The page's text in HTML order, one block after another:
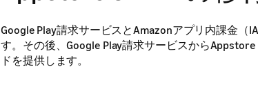
Google Play請求サービスとAmazonアプリ内課金（
す。その後、Google Play請求サービスからAppstore
ドを提供します。